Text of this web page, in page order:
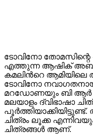
ടോവിനോ
എത്തുന്ന ആഷിക് അബു
കമലിന്‍റെ ആമിയിലെ
ടോവിനോ
മറഡോണയും ബി ആർ
മലയാളം ദ്വിഭാഷാ
പൂർത്തിയാക്കിയിട്ടുണ്ട്.
ചിത്രം ലൂക്ക
ചിത്രങ്ങൾ ആണ്.